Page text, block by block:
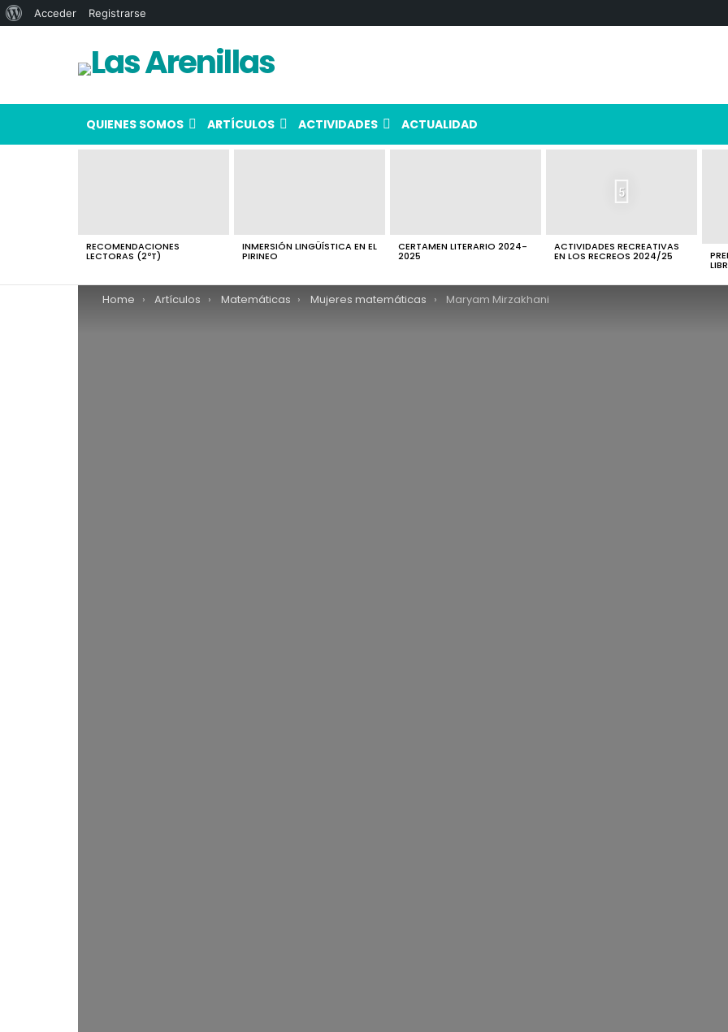
QUIENES SOMOS ARTÍCULOS ACTIVIDADES ACTUALIDAD
RECOMENDACIONES
LECTORAS (2ºT)
INMERSIÓN LINGÜÍSTICA EN EL
PIRINEO
CERTAMEN LITERARIO 2024-
2025
5
ACTIVIDADES RECREATIVAS
EN LOS RECREOS 2024/25
You are here:
Home Artículos Matemáticas Mujeres matemáticas Maryam Mirzakhani
Acerca
Acceder Registrarse